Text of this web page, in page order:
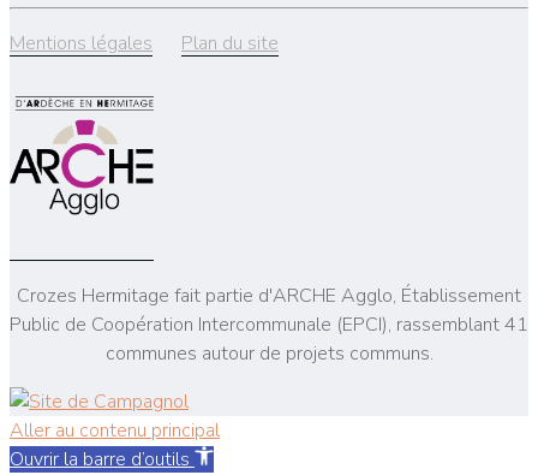
Mentions légales Plan du site
Crozes Hermitage fait partie d'ARCHE Agglo, Établissement
Public de Coopération Intercommunale (EPCI), rassemblant 41
communes autour de projets communs.
Aller au contenu principal
Ouvrir la barre d’outils